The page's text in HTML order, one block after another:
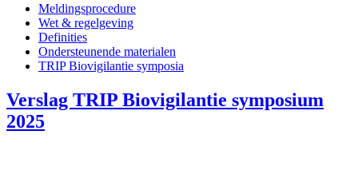
Meldingsprocedure
Wet & regelgeving
Definities
Ondersteunende materialen
TRIP Biovigilantie symposia
Verslag TRIP Biovigilantie symposium
2025